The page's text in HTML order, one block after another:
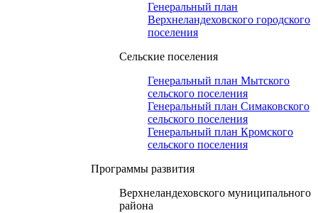
Генеральный план
Верхнеландеховского городского
поселения
Сельские поселения
Генеральный план Мытского
сельского поселения
Генеральный план Симаковского
сельского поселения
Генеральный план Кромского
сельского поселения
Программы развития
Верхнеландеховского муниципального
района